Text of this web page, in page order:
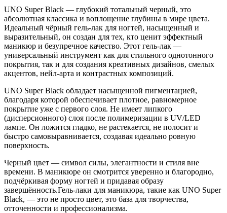
UNO Super Black — глубокий тотальный черный, это
абсолютная классика и воплощение глубины в мире цвета.
Идеальный чёрный гель-лак для ногтей, насыщенный и
выразительный, он создан для тех, кто ценит эффектный
маникюр и безупречное качество. Этот гель-лак —
универсальный инструмент как для стильного однотонного
покрытия, так и для создания креативных дизайнов, смелых
акцентов, нейл-арта и контрастных композиций.
UNO Super Black обладает насыщенной пигментацией,
благодаря которой обеспечивает плотное, равномерное
покрытие уже с первого слоя. Не имеет липкого
(дисперсионного) слоя после полимеризации в UV/LED
лампе. Он ложится гладко, не растекается, не полосит и
быстро самовыравнивается, создавая идеально ровную
поверхность.
Черный цвет — символ силы, элегантности и стиля вне
времени. В маникюре он смотрится уверенно и благородно,
подчёркивая форму ногтей и придавая образу
завершённость.Гель-лаки для маникюра, такие как UNO Super
Black, — это не просто цвет, это база для творчества,
отточенности и профессионализма.